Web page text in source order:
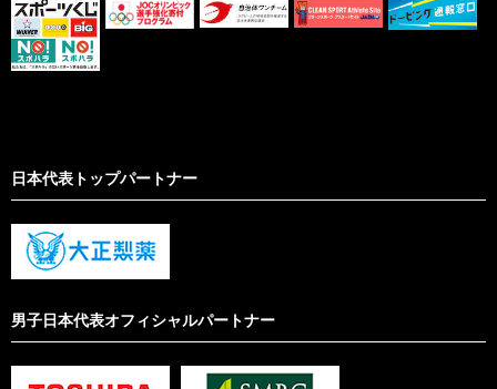
日本代表トップパートナー
男子日本代表オフィシャルパートナー